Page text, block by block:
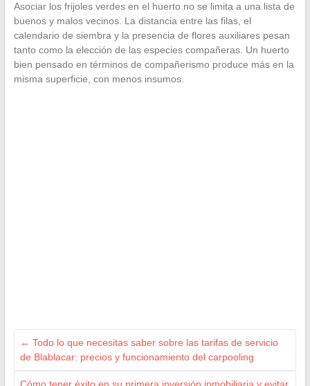
Asociar los frijoles verdes en el huerto no se limita a una lista de
buenos y malos vecinos. La distancia entre las filas, el
calendario de siembra y la presencia de flores auxiliares pesan
tanto como la elección de las especies compañeras. Un huerto
bien pensado en términos de compañerismo produce más en la
misma superficie, con menos insumos.
← Todo lo que necesitas saber sobre las tarifas de servicio
de Blablacar: precios y funcionamiento del carpooling